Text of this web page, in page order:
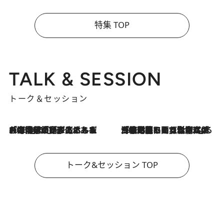
特集 TOP
TALK & SESSION
トーク＆セッション
2026.8.3
「今後値上げがあるとすれば…」「リスクがあるのは今年の冬」エネルギー専門家が語る、ホルムズ海峡封鎖が家庭にもたらす“ある心配” 2026.8.3
「住宅建てられない…」「サーチャージ料の高値が続いている」ホルムズ海峡封鎖による影響はいつまで続く？《エネルギー専門家に聞く“どうなる日本の暮らし”》
トーク&セッション TOP